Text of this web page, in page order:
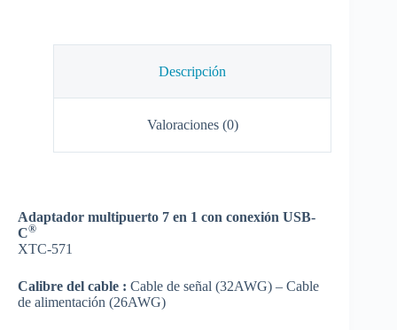
Descripción
Valoraciones (0)
Adaptador multipuerto 7 en 1 con conexión USB-
C®
XTC-571
Calibre del cable : Cable de señal (32AWG) – Cable
de alimentación (26AWG)